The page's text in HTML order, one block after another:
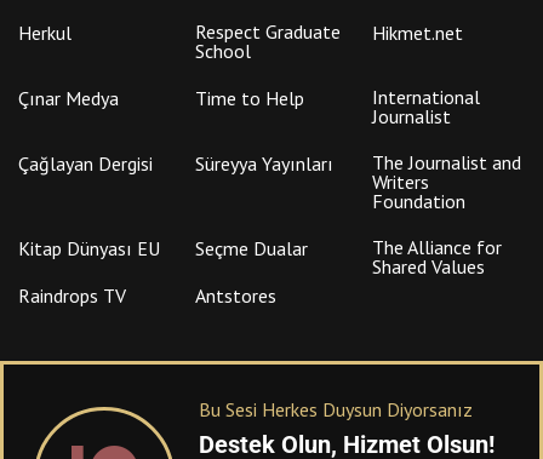
Herkul
Respect Graduate
School
Hikmet.net
Çınar Medya Time to Help
International
Journalist
Çağlayan Dergisi
Süreyya Yayınları
The Journalist and
Writers
Foundation
Kitap Dünyası EU
Seçme Dualar
The Alliance for
Shared Values
Raindrops TV
Antstores
Bu Sesi Herkes Duysun Diyorsanız
Destek Olun, Hizmet Olsun!